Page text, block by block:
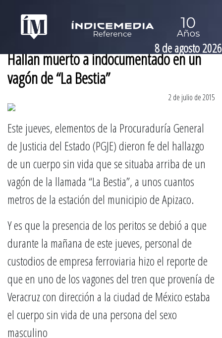
8 de agosto 2026
Hallan muerto a indocumentado en un
vagón de “La Bestia”
2 de julio de 2015
Este jueves, elementos de la Procuraduría General
de Justicia del Estado (PGJE) dieron fe del hallazgo
de un cuerpo sin vida que se situaba arriba de un
vagón de la llamada “La Bestia”, a unos cuantos
metros de la estación del municipio de Apizaco.
Y es que la presencia de los peritos se debió a que
durante la mañana de este jueves, personal de
custodios de empresa ferroviaria hizo el reporte de
que en uno de los vagones del tren que provenía de
Veracruz con dirección a la ciudad de México estaba
el cuerpo sin vida de una persona del sexo
masculino